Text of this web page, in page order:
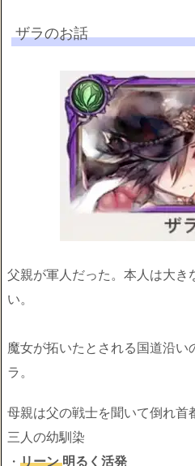
ザラのお話
父親が軍人だった。本人は大き
い。
魔女が拓いたとされる国道沿
ラ。
母親は父の戦士を聞いて倒れ首
三人の幼馴染
・ リーン 明るく活発